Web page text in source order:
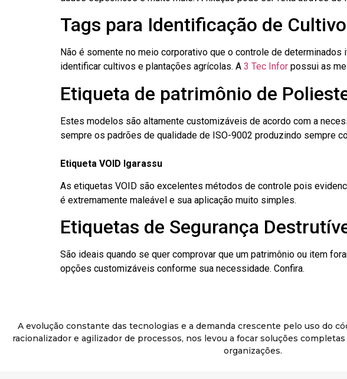
Tags para Identificação de
Não é somente no meio corporativo que o controle de
identificar cultivos e plantações agrícolas. A 3 Tec Infor possui as
Etiqueta de patrimônio de
Estes modelos são altamente customizáveis de acordo com a
sempre os padrões de qualidade de ISO-9002 produzindo sempre
Etiqueta VOID Igarassu
As etiquetas VOID são excelentes métodos de controle pois
é extremamente maleável e sua aplicação muito simples.
Etiquetas de Segurança
São ideais quando se quer comprovar que um patrimônio ou item
opções customizáveis conforme sua necessidade. Confira.
A evolução constante das tecnologias e a demanda crescente pelo uso do
racionalizador e agilizador de processos, nos levou a focar soluções
organizações.